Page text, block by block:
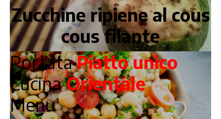
Zucchine ripiene al cous
cous filante
PortataPiatto unico
CucinaOrientale
Menu